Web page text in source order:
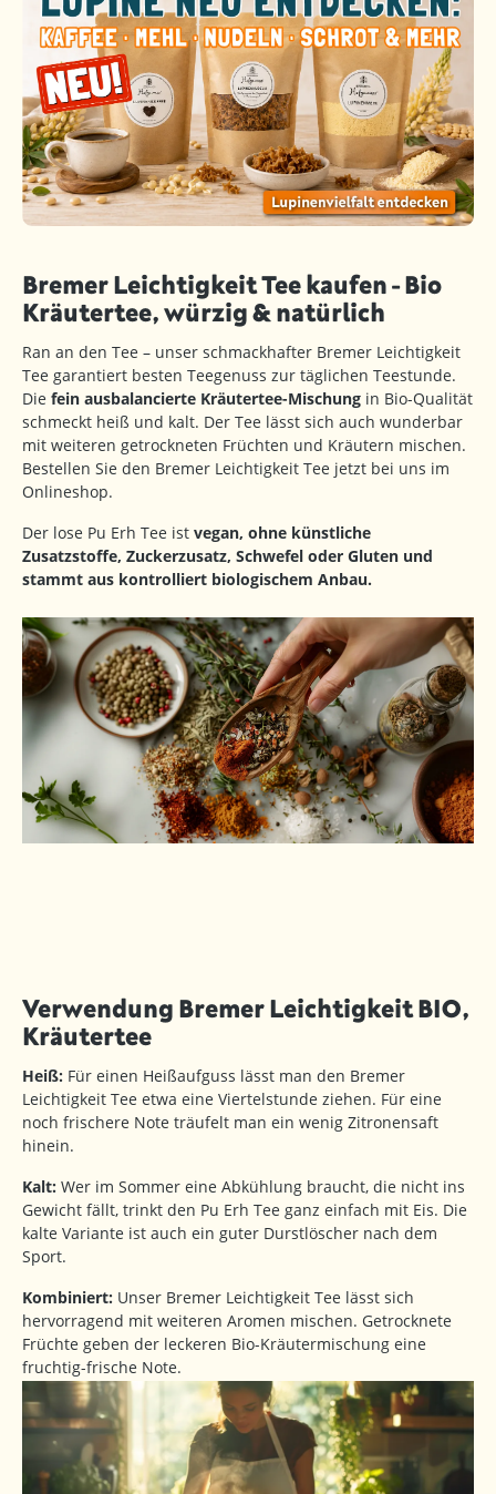
Bremer Leichtigkeit Tee kaufen - Bio
Kräutertee, würzig & natürlich
Ran an den Tee – unser schmackhafter Bremer Leichtigkeit
Tee garantiert besten Teegenuss zur täglichen Teestunde.
Die fein ausbalancierte Kräutertee-Mischung in Bio-Qualität
schmeckt heiß und kalt. Der Tee lässt sich auch wunderbar
mit weiteren getrockneten Früchten und Kräutern mischen.
Bestellen Sie den Bremer Leichtigkeit Tee jetzt bei uns im
Onlineshop.
Der lose Pu Erh Tee ist vegan, ohne künstliche
Zusatzstoffe, Zuckerzusatz, Schwefel oder Gluten und
stammt aus kontrolliert biologischem Anbau.
Verwendung Bremer Leichtigkeit BIO,
Kräutertee
Heiß: Für einen Heißaufguss lässt man den Bremer
Leichtigkeit Tee etwa eine Viertelstunde ziehen. Für eine
noch frischere Note träufelt man ein wenig Zitronensaft
hinein.
Kalt: Wer im Sommer eine Abkühlung braucht, die nicht ins
Gewicht fällt, trinkt den Pu Erh Tee ganz einfach mit Eis. Die
kalte Variante ist auch ein guter Durstlöscher nach dem
Sport.
Kombiniert: Unser Bremer Leichtigkeit Tee lässt sich
hervorragend mit weiteren Aromen mischen. Getrocknete
Früchte geben der leckeren Bio-Kräutermischung eine
fruchtig-frische Note.